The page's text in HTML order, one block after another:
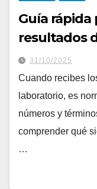
Guía
resultados
31/10/2025
Cuando recibes
laboratorio, es
números y
comprender qué
…